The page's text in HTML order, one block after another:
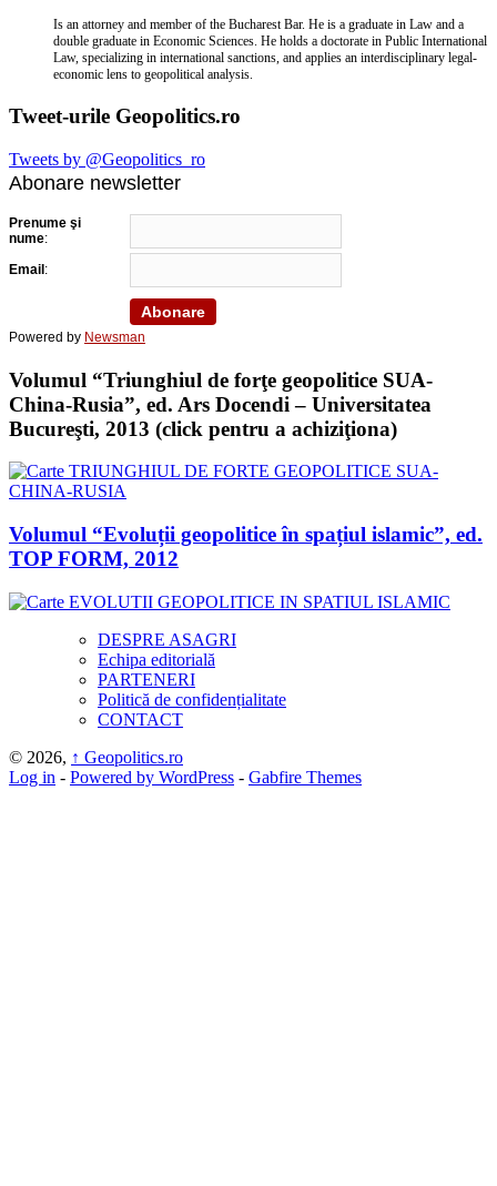
Is an attorney and member of the Bucharest Bar. He is a graduate in Law and a
double graduate in Economic Sciences. He holds a doctorate in Public International
Law, specializing in international sanctions, and applies an interdisciplinary legal-
economic lens to geopolitical analysis.
Tweet-urile Geopolitics.ro
Tweets by @Geopolitics_ro
Abonare newsletter
Prenume şi
nume:
Email:
Powered by Newsman
Volumul “Triunghiul de forţe geopolitice SUA-
China-Rusia”, ed. Ars Docendi – Universitatea
Bucureşti, 2013 (click pentru a achiziţiona)
Volumul “Evoluții geopolitice în spațiul islamic”, ed.
TOP FORM, 2012
DESPRE ASAGRI
Echipa editorială
PARTENERI
Politică de confidențialitate
CONTACT
© 2026, ↑ Geopolitics.ro
Log in - Powered by WordPress - Gabfire Themes